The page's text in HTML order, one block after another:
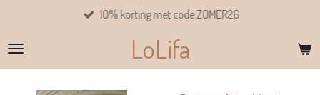
naar
de
LoLifa
10% korting met code ZOMER26